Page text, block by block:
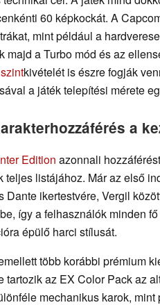
60 képkockát. A
mint például a
majd a Turbo mód és az
kivételét is észre fogják
a játék telepítési mérete
a
Edition azonnali
teljes listájához. Már az első
Dante ikertestvére, Vergil
így a felhasználók minden
épülő harci stílusát.
több korábbi prémium
tartozik az EX Color Pack az
mechanikus karok,